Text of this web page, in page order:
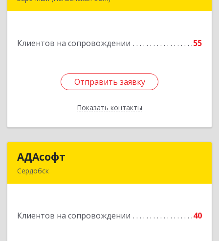
Клиентов на сопровождении 55
Отправить заявку
Показать контакты
Подробнее
Отправить заявку
Назад
АДАсофт
Сердобск
Клиентов на сопровождении 40
Подробнее